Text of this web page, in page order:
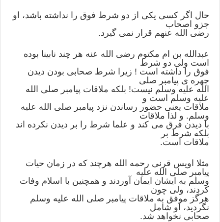
ﺣﺎﻝ ﺍﮔﺮ ﮐﺴﯽ ﯾﮑﯽ ﺍﺯ ﺩﻭ ﺷﺮﻁ ﻓﻮﻕ ﺭﺍ ﻧﺪﺍﺷﺘﻪ ﺑﺎﺷﺪ، ﺍﻭ
ﺟﺰﻭ ﺍﺻﺤﺎﺏ
ﺭﺿﯽ ﺍﻟﻠﻪ ﻋﻨﻬﻢ ﻗﺮﺍﺭ ﻧﻤﯽ ﮔﯿﺮﺩ.
ﻋﺒﺪﺍﻟﻠﻪ ﺑﻦ ﺍﻡ ﻣﮑﺘﻮﻡ ﺭﺿﯽ ﺍﻟﻠﻪ ﻋﻨﻪ ﻫﺮ ﭼﻨﺪ ﻧﺎﺑﯿﻨﺎ ﺑﻮﺩﻩ
ﺍﺳﺖ ﻭﻟﯽ ﺩﻭ ﺷﺮﻁ
ﻓﻮﻕ ﺭﺍ ﺩﺍﺷﺘﻪ ﺍﺳﺖ ! ﺯﯾﺮﺍ ﺷﺮﻁ ﺻﺤﺎﺑﯽ ﺑﻮﺩﻥ ﺩﯾﺪﻥ
ﭼﻬﺮﻩ ﯼ ﭘﯿﺎﻣﺒﺮ ﺻﻠﯽ
ﺍﻟﻠﻪ ﻋﻠﯿﻪ ﻭﺳﻠﻢ ﻧﯿﺴﺖ! ﺑﻠﮑﻪ ﻣﻼﻗﺎﺕ ﭘﯿﺎﻣﺒﺮ ﺻﻠﯽ ﺍﻟﻠﻪ
ﻋﻠﯿﻪ ﻭﺳﻠﻢ ﺍﺳﺖ ﻭ
ﻣﻼﻗﺎﺕ ﯾﻌﻨﯽ ﺣﻀﻮﺭ ﺭﺳﺎﻧﺪﻥ ﻧﺰﺩ ﭘﯿﺎﻣﺒﺮ ﺻﻠﯽ ﺍﻟﻠﻪ ﻋﻠﯿﻪ
ﻭﺳﻠﻢ. ﻭ ﻟﺬﺍ ﻣﻼﻗﺎﺕ
ﺑﺎ ﺩﯾﺪﻥ ﻓﺮﻕ ﻣﯽ ﮐﻨﺪ ﻭ ﻋﻠﻤﺎ ﺷﺮﻁ ﺭﺍ ﺑﺮ ﺩﯾﺪﻥ ﻧﮑﺮﺩﻩ ﺍﻧﺪ
ﺑﻠﮑﻪ ﺷﺮﻁ ﺑﺮ
ﻣﻼﻗﺎﺕ ﺍﺳﺖ.
ﻣﺜﻼ ﺍﻭﯾﺲ ﻗﺮﻧﯽ ﺭﺣﻤﻪ ﺍﻟﻠﻪ ﻫﺮﭼﻨﺪ ﮐﻪ ﺩﺭ ﺯﻣﺎﻥ ﺣﯿﺎﺕ
ﭘﯿﺎﻣﺒﺮ ﺻﻠﯽ ﺍﻟﻠﻪ ﻋﻠﯿﻪ
ﻭﺳﻠﻢ ﺑﻪ ﺍﯾﺸﺎﻥ ﺍﯾﻤﺎﻥ ﺁﻭﺭﺩﻧﺪ ﻭ ﻫﻤﭽﻨﯿﻦ ﺑﺎ ﺍﺳﻼﻡ ﻭﻓﺎﺕ
ﮐﺮﺩﻧﺪ، ﻭﻟﯽ ﭼﻮﻥ
ﻫﺮﮔﺰ ﻣﻮﻓﻖ ﺑﻪ ﻣﻼﻗﺎﺕ ﭘﯿﺎﻣﺒﺮ ﺻﻠﯽ ﺍﻟﻠﻪ ﻋﻠﯿﻪ ﻭﺳﻠﻢ
ﻧﮕﺮﺩﯾﺪ، ﺍﻭ ﺷﺎﻣﻞ
ﺻﺤﺎﺑﯽ ﻧﺨﻮﺍﻫﺪ ﺷﺪ.